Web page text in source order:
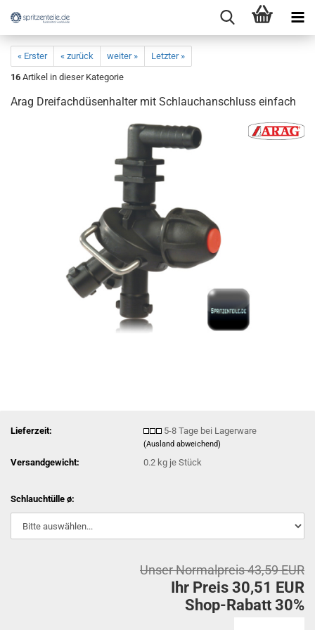
« Erster « zurück weiter »
Letzter »
16 Artikel in dieser Kategorie
Arag Dreifachdüsenhalter mit Schlauchanschluss einfach
Lieferzeit: 5-8 Tage bei Lagerware
(Ausland abweichend)
Versandgewicht: 0.2 kg je Stück
Schlauchtülle ø:
Unser Normalpreis 43,59 EUR
Ihr Preis 30,51 EUR
Shop-Rabatt 30%